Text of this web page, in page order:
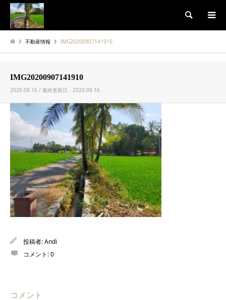
検索
不動産情報 IMG20200907141910
IMG20200907141910
2020.09.16 / 最終更新日：2020.09.16
投稿者:Andi
コメント:0
コメント